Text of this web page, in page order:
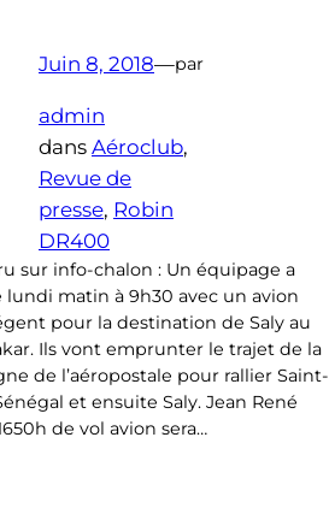
Juin 8, 2018—par
admin
dans Aéroclub
Revue de
presse, Robin
DR400
sur info-chalon : Un équipage a
lundi matin à 9h30 avec un avion
pour la destination de Saly au
Ils vont emprunter le trajet de la
de l’aéropostale pour rallier Saint-
et ensuite Saly. Jean René
de vol avion sera…